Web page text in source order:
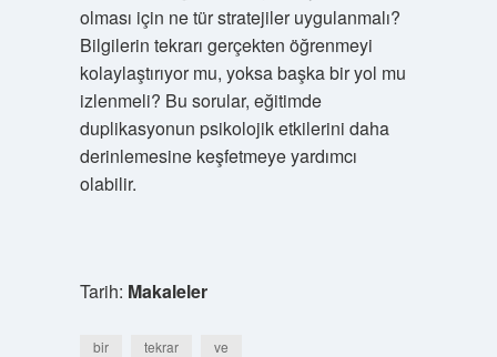
olması için ne tür stratejiler uygulanmalı?
Bilgilerin tekrarı gerçekten öğrenmeyi
kolaylaştırıyor mu, yoksa başka bir yol mu
izlenmeli? Bu sorular, eğitimde
duplikasyonun psikolojik etkilerini daha
derinlemesine keşfetmeye yardımcı
olabilir.
Tarih: Makaleler
bir tekrar ve